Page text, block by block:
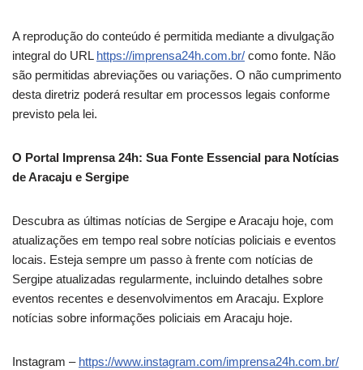
A reprodução do conteúdo é permitida mediante a divulgação
integral do URL https://imprensa24h.com.br/ como fonte. Não
são permitidas abreviações ou variações. O não cumprimento
desta diretriz poderá resultar em processos legais conforme
previsto pela lei.
O Portal Imprensa 24h: Sua Fonte Essencial para Notícias
de Aracaju e Sergipe
Descubra as últimas notícias de Sergipe e Aracaju hoje, com
atualizações em tempo real sobre notícias policiais e eventos
locais. Esteja sempre um passo à frente com notícias de
Sergipe atualizadas regularmente, incluindo detalhes sobre
eventos recentes e desenvolvimentos em Aracaju. Explore
notícias sobre informações policiais em Aracaju hoje.
Instagram – https://www.instagram.com/imprensa24h.com.br/